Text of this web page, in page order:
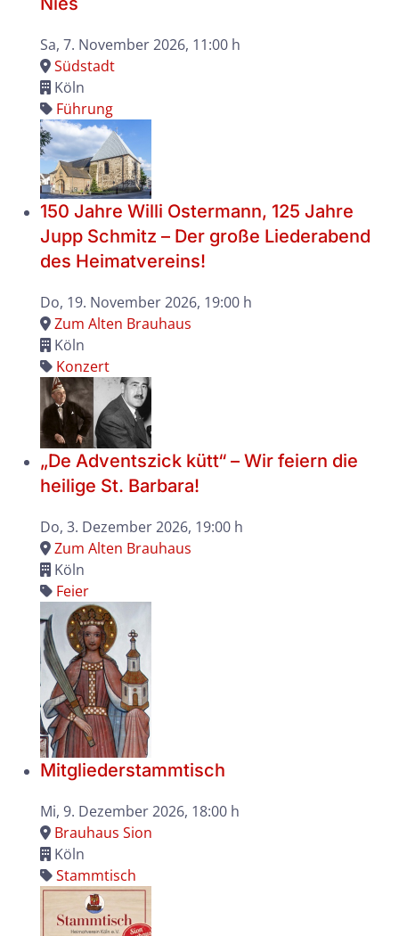
Sa, 7. November 2026, 11:00 h
Südstadt
Köln
Führung
150 Jahre Willi Ostermann, 125 Jahre
Jupp Schmitz – Der große Liederabend
des Heimatvereins!
Do, 19. November 2026, 19:00 h
Zum Alten Brauhaus
Köln
Konzert
„De Adventszick kütt“ – Wir feiern die
heilige St. Barbara!
Do, 3. Dezember 2026, 19:00 h
Zum Alten Brauhaus
Köln
Feier
Mitgliederstammtisch
Mi, 9. Dezember 2026, 18:00 h
Brauhaus Sion
Köln
Stammtisch